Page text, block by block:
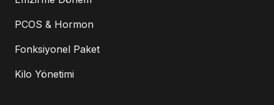
PCOS & Hormon
Fonksiyonel Paket
Kilo Yönetimi